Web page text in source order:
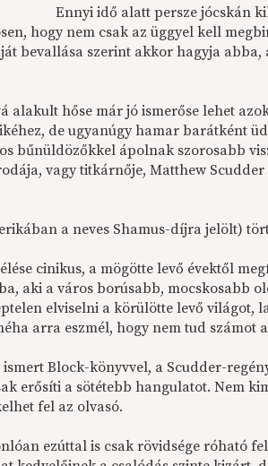
Ennyi idő alatt persze jócskán
hogy nem csak az üggyel kell
bevallása szerint akkor hagyja
alakult hőse már jó ismerőse lehet
de ugyanúgy hamar barátként
bűnüldözőkkel ápolnak szorosabb
vagy titkárnője, Matthew
a neves Shamus-díjra jelölt)
cinikus, a mögötte levő évektől
aki a város borúsabb, mocskosabb
elviselni a körülötte levő világot,
arra eszmél, hogy nem tud számot
Block-könyvvel, a Scudder-
erősíti a sötétebb hangulatot. Nem
fel az olvasó.
ezúttal is csak rövidsége róható